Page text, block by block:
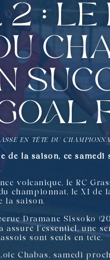
: Le
EN TÊTE DU
de la saison, ce
volcanique, le RC
championnat, le XI de
la saison.
Dramane Sissoko
assuré l’essentiel, une
sont seuls en tête.
Chabas, samedi